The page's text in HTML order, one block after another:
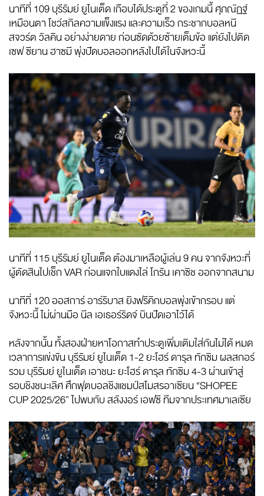
นาทีที่ 109 บุรีรัมย์ ยูไนเต็ด เกือบได้ประตูที่ 2 ของเกมนี้ ศุภณัฏฐ์
เหมือนตา โชว์สกิลความแข็งแรง และความเร็ว กระชากบอลหนี
สจวร์ต วิลคิน อย่างง่ายดาย ก่อนซัดด้วยซ้ายเต็มข้อ แต่ยังไปติด
เซฟ ซียาน ฮาซมี พุ่งปัดบอลออกหลังไปได้ในจังหวะนี้
นาทีที่ 115 บุรีรัมย์ ยูไนเต็ด ต้องมาเหลือผู้เล่น 9 คน จากจังหวะที่
ผู้ตัดสินไปเช็ก VAR ก่อนแจกใบแดงไล่ โกรัน เคาซิช ออกจากสนาม
นาทีที่ 120 ออสการ์ อาร์ริบาส ยิงฟรีคิกบอลพุ่งเข้ากรอบ แต่
จังหวะนี้ ไม่ผ่านมือ นีล เอเธอร์ริดจ์ บินปัดเอาไว้ได้
หลังจากนั้น ทั้งสองฝ่ายหาโอกาสทำประตูเพิ่มเติมใส่กันไม่ได้ หมด
เวลาการแข่งขัน บุรีรัมย์ ยูไนเต็ด 1-2 ยะโฮร์ ดารุล ทักซิม ผลสกอร์
รวม บุรีรัมย์ ยูไนเต็ด เอาชนะ ยะโฮร์ ดารุล ทักซิม 4-3 ผ่านเข้าสู่
รอบชิงชนะเลิศ ศึกฟุตบอลชิงแชมป์สโมสรอาเซียน “SHOPEE
CUP 2025/26” ไปพบกับ สลังงอร์ เอฟซี ทีมจากประเทศมาเลเซีย